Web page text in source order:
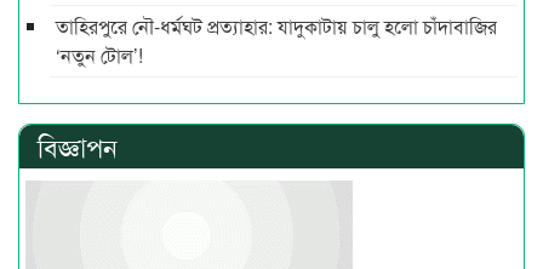
তাহিরপুরে নৌ-ধর্মঘট প্রত্যাহার: যাদুকাটায় চালু হলো চাঁদাবাজির
‘নতুন টোল’!
বিজ্ঞাপন